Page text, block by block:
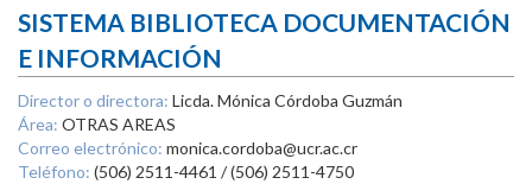
SISTEMA BIBLIOTECA DOCUMENTACIÓN
E INFORMACIÓN
Director o directora: Licda. Mónica Córdoba Guzmán
Área: OTRAS AREAS
Correo electrónico: monica.cordoba@ucr.ac.cr
Teléfono: (506) 2511-4461 / (506) 2511-4750